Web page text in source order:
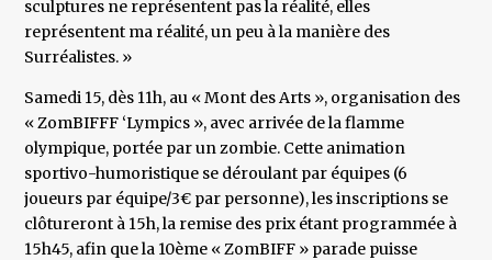
sculptures ne représentent pas la réalité, elles
représentent ma réalité, un peu à la manière des
Surréalistes. »
Samedi 15, dès 11h, au « Mont des Arts », organisation des
« ZomBIFFF ‘Lympics », avec arrivée de la flamme
olympique, portée par un zombie. Cette animation
sportivo-humoristique se déroulant par équipes (6
joueurs par équipe/3€ par personne), les inscriptions se
clôtureront à 15h, la remise des prix étant programmée à
15h45, afin que la 10ème « ZomBIFF » parade puisse